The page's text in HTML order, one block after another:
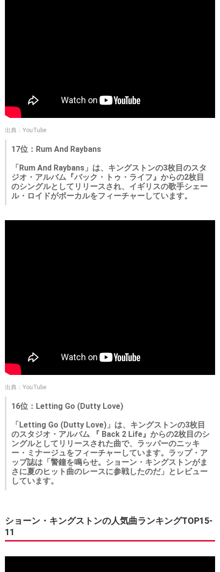
出典：YouTube
17位：Rum And Raybans
「Rum And Raybans」は、キングストンの3枚目のスタ
ジオ・アルバム『バック・トゥ・ライフ』からの2枚目
のシングルとしてリリースされ、イギリスの歌手シェー
ル・ロイドがボーカルをフィーチャーしています。
出典：YouTube
16位：Letting Go (Dutty Love)
「Letting Go (Dutty Love)」は、キングストンの3枚目
のスタジオ・アルバム 『 Back 2 Life』からの2枚目のシ
ングルとしてリリースされた曲で、ラッパーのニッキ
ー・ミナージュをフィーチャーしています。ラップ・ア
ップ誌は「警鐘を鳴らせ。ショーン・キングストンがま
さに夏のヒット曲のレースに参戦したのだ」とレビュー
しています。
ショーン・キングストンの人気曲ランキングTOP15-
11